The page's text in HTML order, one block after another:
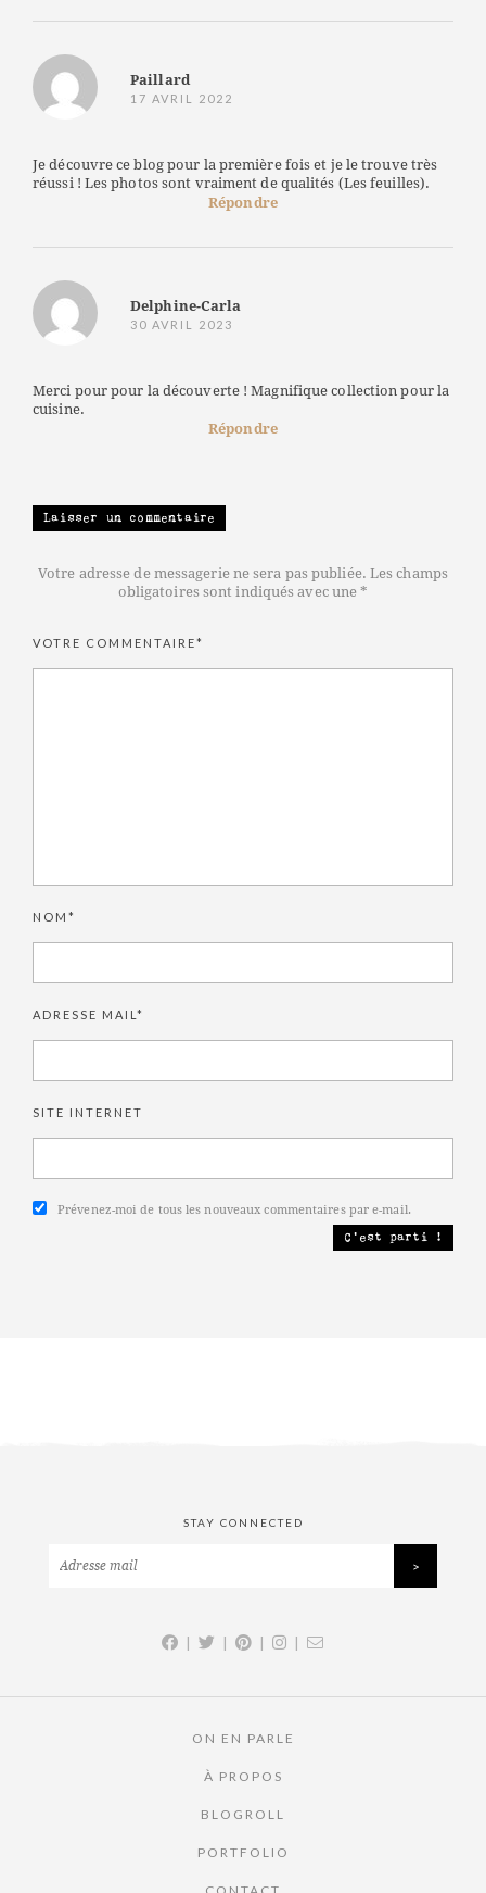
Paillard
17 AVRIL 2022
Je découvre ce blog pour la première fois et je le trouve très
réussi ! Les photos sont vraiment de qualités (Les feuilles).
Répondre
Delphine-Carla
30 AVRIL 2023
Merci pour pour la découverte ! Magnifique collection pour la
cuisine.
Répondre
Laisser un commentaire
Votre adresse de messagerie ne sera pas publiée. Les champs
obligatoires sont indiqués avec une *
VOTRE COMMENTAIRE*
NOM*
ADRESSE MAIL*
SITE INTERNET
Prévenez-moi de tous les nouveaux commentaires par e-mail.
STAY CONNECTED
| | | |
ON EN PARLE
À PROPOS
BLOGROLL
PORTFOLIO